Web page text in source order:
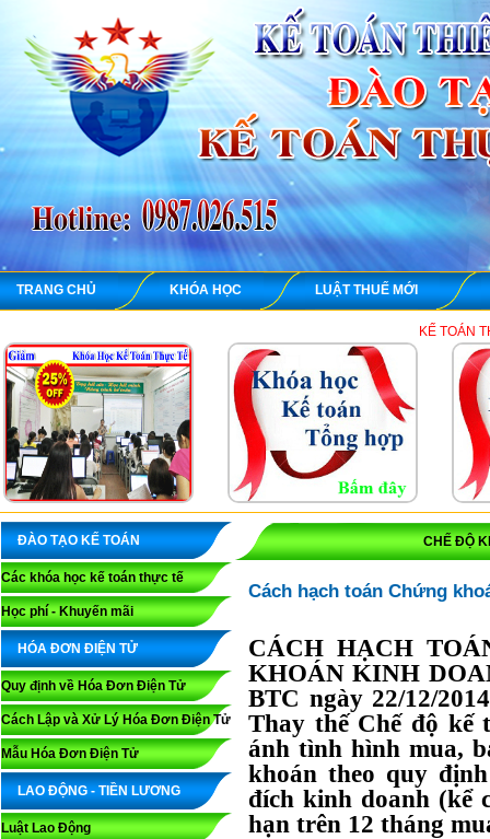
TRANG CHỦ KHÓA HỌC LUẬT THUẾ MỚI
KẾ TOÁN THIÊN ƯNG
ĐÀO TẠO KẾ TOÁN
Các khóa học kế toán thực tế
Học phí - Khuyến mãi
HÓA ĐƠN ĐIỆN TỬ
Quy định về Hóa Đơn Điện Tử
Cách Lập và Xử Lý Hóa Đơn Điện Tử
Mẫu Hóa Đơn Điện Tử
LAO ĐỘNG - TIỀN LƯƠNG
Luật Lao Động
CHẾ ĐỘ
Cách hạch toán Chứng
CÁCH HẠCH
KHOÁN KINH
BTC ngày 22/12/
Thay thế Chế độ kế
ánh tình hình mua,
khoán theo quy
đích kinh doanh (kể
hạn trên 12 tháng